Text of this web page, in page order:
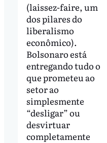
(laissez-faire, um
dos pilares do
liberalismo
econômico).
Bolsonaro está
entregando tudo o
que prometeu ao
setor ao
simplesmente
“desligar” ou
desvirtuar
completamente